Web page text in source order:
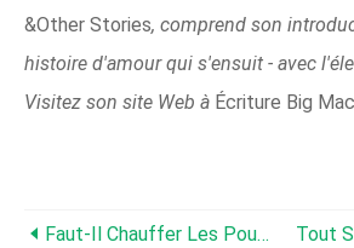
&Other Stories, comprend son
histoire d'amour qui s'ensuit - avec
Visitez son site Web à Écriture Big
Faut-Il Chauffer Les Poulaillers ? Tout Sur